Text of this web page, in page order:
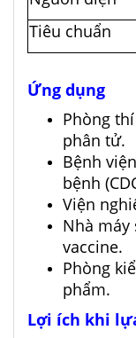
Tiêu chuẩn
Ứng dụng
Phòng
phân tử.
Bệnh
bệnh
Viện
Nhà máy
vaccine.
Phòng
phẩm.
Lợi ích khi